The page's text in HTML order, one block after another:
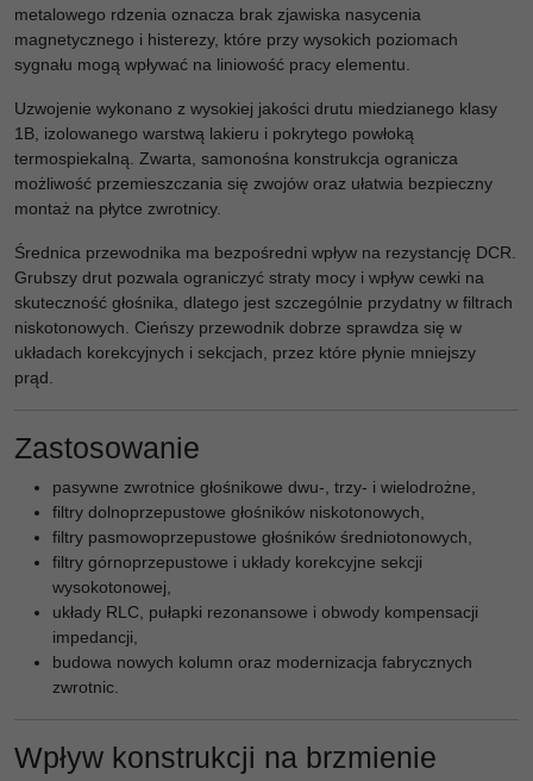
metalowego rdzenia oznacza brak zjawiska nasycenia
magnetycznego i histerezy, które przy wysokich poziomach
sygnału mogą wpływać na liniowość pracy elementu.
Uzwojenie wykonano z wysokiej jakości drutu miedzianego klasy
1B, izolowanego warstwą lakieru i pokrytego powłoką
termospiekalną. Zwarta, samonośna konstrukcja ogranicza
możliwość przemieszczania się zwojów oraz ułatwia bezpieczny
montaż na płytce zwrotnicy.
Średnica przewodnika ma bezpośredni wpływ na rezystancję DCR.
Grubszy drut pozwala ograniczyć straty mocy i wpływ cewki na
skuteczność głośnika, dlatego jest szczególnie przydatny w filtrach
niskotonowych. Cieńszy przewodnik dobrze sprawdza się w
układach korekcyjnych i sekcjach, przez które płynie mniejszy
prąd.
Zastosowanie
pasywne zwrotnice głośnikowe dwu-, trzy- i wielodrożne,
filtry dolnoprzepustowe głośników niskotonowych,
filtry pasmowoprzepustowe głośników średniotonowych,
filtry górnoprzepustowe i układy korekcyjne sekcji
wysokotonowej,
układy RLC, pułapki rezonansowe i obwody kompensacji
impedancji,
budowa nowych kolumn oraz modernizacja fabrycznych
zwrotnic.
Wpływ konstrukcji na brzmienie